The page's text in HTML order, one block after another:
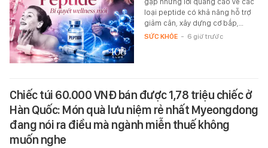
loại peptide có khả năng hỗ trợ
giảm cân, xây dựng cơ bắp,…
SỨC KHỎE - 6 giờ trước
Chiếc túi 60.000 VNĐ bán được 1,78 triệu chiếc ở
Hàn Quốc: Món quà lưu niệm rẻ nhất Myeongdong
đang nói ra điều mà ngành miễn thuế không
muốn nghe